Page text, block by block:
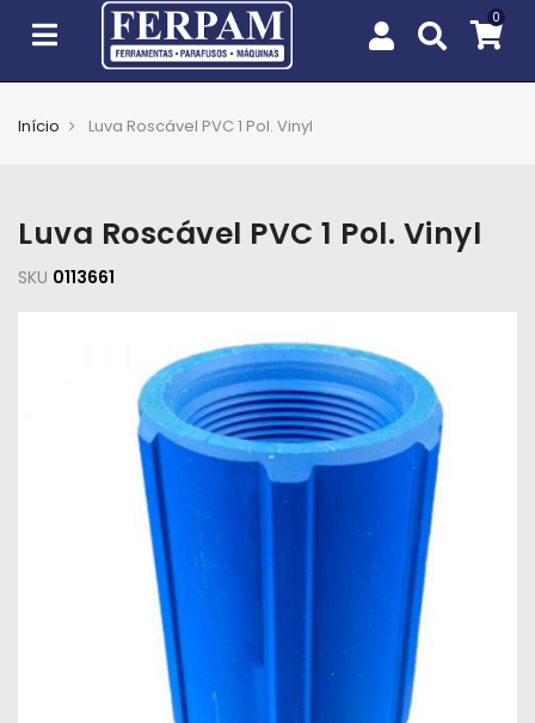
e
Jardim
Ferramentas
Início Luva Roscável PVC 1 Pol. Vinyl
Luva Roscável PVC 1 Pol. Vinyl
SKU 0113661